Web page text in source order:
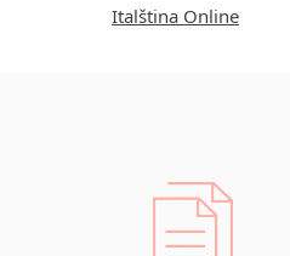
Italština Online